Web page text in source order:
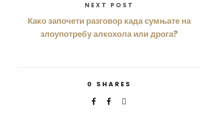
NEXT POST
Како започети разговор када сумњате на
злоупотребу алкохола или дрога?
0 SHARES